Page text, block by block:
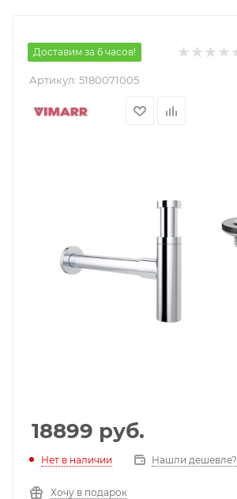
Доставим за 6 часов!
Артикул: 5180071005
18899 руб.
Нет в наличии Нашли дешевле?
Хочу в подарок